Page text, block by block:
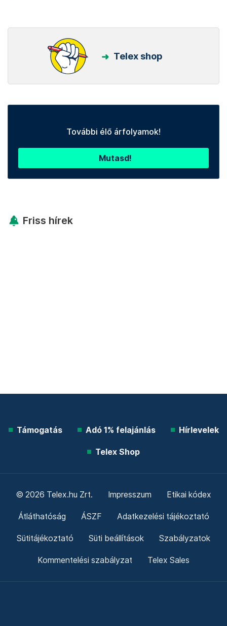
Telex shop
További élő árfolyamok!
Mutasd!
Friss hírek
Támogatás Adó 1% felajánlás Hírlevelek
Telex Shop
© 2026 Telex.hu Zrt. Impresszum Etikai kódex
Átláthatóság ÁSZF Adatkezelési tájékoztató
Sütitájékoztató Süti beállítások Szabályzatok
Kommentelési szabályzat Telex Sales